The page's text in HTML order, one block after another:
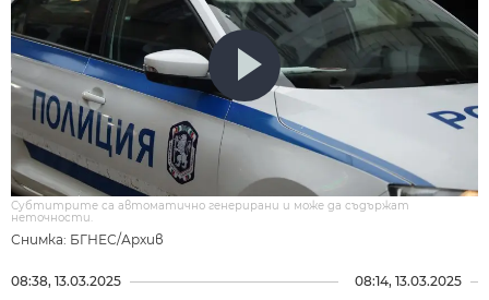
Снимка: БГНЕС/Архив
Субтитрите са автоматично генерирани и може да съдържат
неточности.
08:38, 13.03.2025 08:14, 13.03.2025